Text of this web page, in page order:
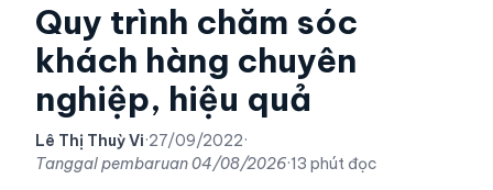
Quy trình chăm sóc
khách hàng chuyên
nghiệp, hiệu quả
Lê Thị Thuỳ Vi·27/09/2022·
Tanggal pembaruan04/08/2026·13 phút đọc